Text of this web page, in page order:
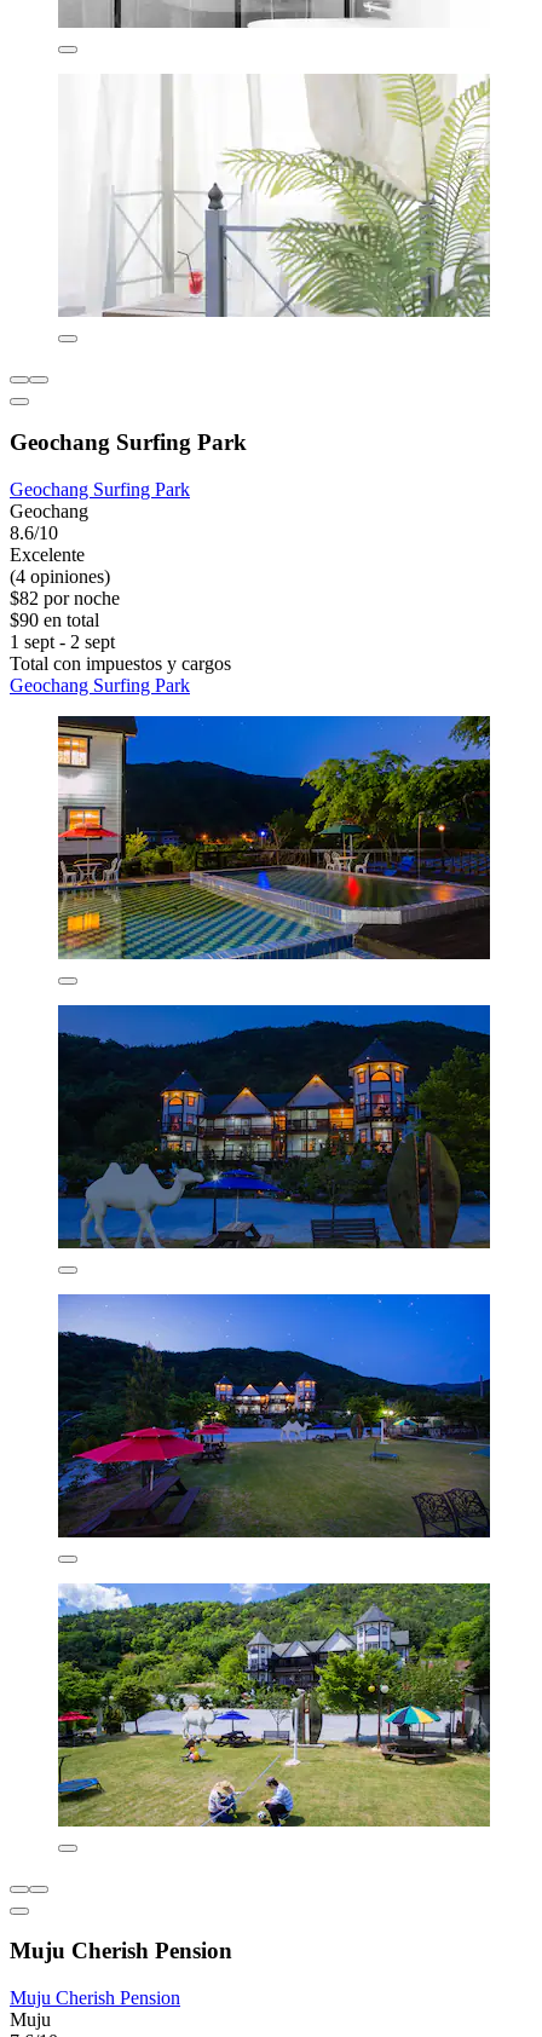
Geochang Surfing Park
Geochang Surfing Park
Geochang
8.6/10
Excelente
(4 opiniones)
$82 por noche
$90 en total
1 sept - 2 sept
Total con impuestos y cargos
Geochang Surfing Park
Muju Cherish Pension
Muju Cherish Pension
Muju